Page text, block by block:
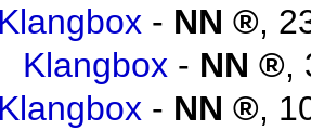
Klangbox - NN ,
Klangbox - NN ,
Klangbox - NN ,